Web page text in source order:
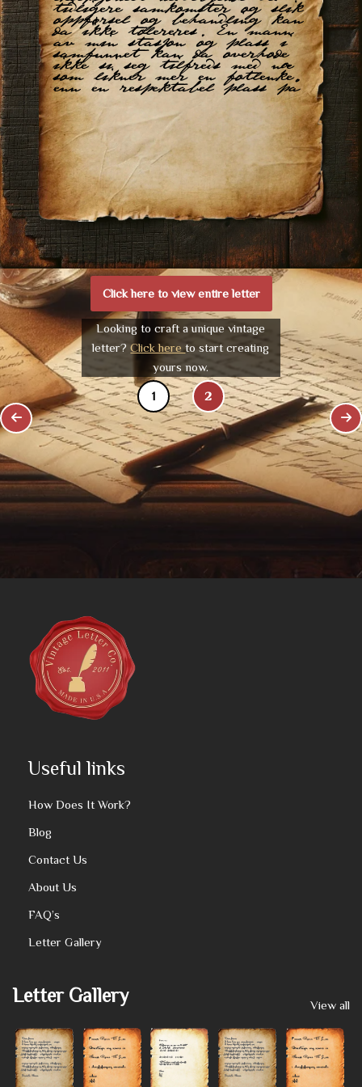
tidligere samkomster og slik
oppførsel og behandling kan
da ikke tolereres. En mann
av min stasjon og plass i
samfunnet kan da overhode
ikke si seg tilfreds med noe
som likner mer en fotlenke
enn en respektabel plass på
Click here to view entire letter
Looking to craft a unique vintage
letter?Click hereto start creating
yours now.
1 2
Useful links
How Does It Work?
Blog
Contact Us
About Us
FAQ’s
Letter Gallery
Letter Gallery View all